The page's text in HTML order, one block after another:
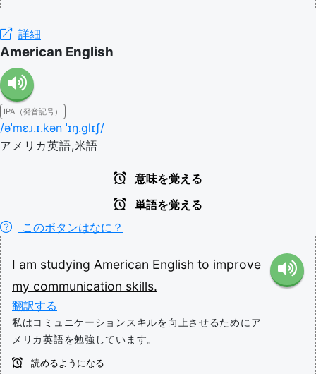
詳細
American English
IPA（発音記号）
/əˈmɛɹ.ɪ.kən ˈɪŋ.ɡlɪʃ/
アメリカ英語,米語
意味を覚える
単語を覚える
このボタンはなに？
I am studying American English to improve
my communication skills.
翻訳する
私はコミュニケーションスキルを向上させるためにア
メリカ英語を勉強しています。
読めるようになる